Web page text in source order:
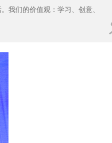
我们的价值观：学习、创意、